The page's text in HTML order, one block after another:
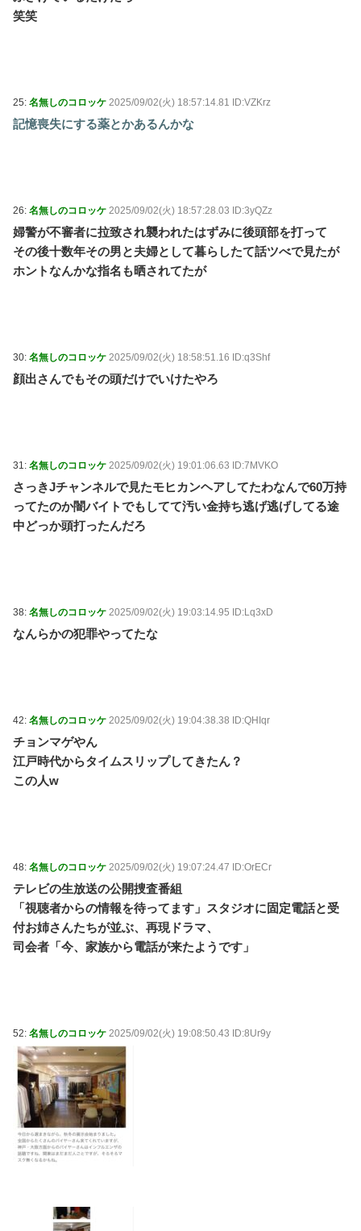
笑笑
25: 名無しのコロッケ 2025/09/02(火) 18:57:14.81 ID:VZKrz
記憶喪失にする薬とかあるんかな
26: 名無しのコロッケ 2025/09/02(火) 18:57:28.03 ID:3yQZz
婦警が不審者に拉致され襲われたはずみに後頭部を打って
その後十数年その男と夫婦として暮らしたて話ツべで見たが
ホントなんかな指名も晒されてたが
30: 名無しのコロッケ 2025/09/02(火) 18:58:51.16 ID:q3Shf
顔出さんでもその頭だけでいけたやろ
31: 名無しのコロッケ 2025/09/02(火) 19:01:06.63 ID:7MVKO
さっきJチャンネルで見たモヒカンヘアしてたわなんで60万持
ってたのか闇バイトでもしてて汚い金持ち逃げ逃げしてる途
中どっか頭打ったんだろ
38: 名無しのコロッケ 2025/09/02(火) 19:03:14.95 ID:Lq3xD
なんらかの犯罪やってたな
42: 名無しのコロッケ 2025/09/02(火) 19:04:38.38 ID:QHIqr
チョンマゲやん
江戸時代からタイムスリップしてきたん？
この人w
48: 名無しのコロッケ 2025/09/02(火) 19:07:24.47 ID:OrECr
テレビの生放送の公開捜査番組
「視聴者からの情報を待ってます」スタジオに固定電話と受
付お姉さんたちが並ぶ、再現ドラマ、
司会者「今、家族から電話が来たようです」
52: 名無しのコロッケ 2025/09/02(火) 19:08:50.43 ID:8Ur9y